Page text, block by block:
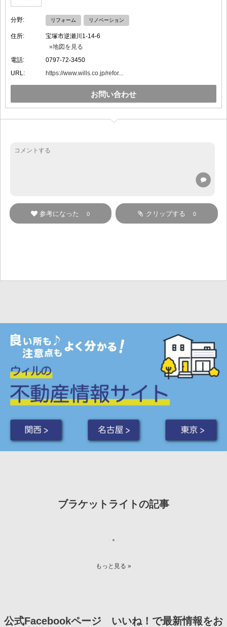
分野: リフォーム リノベーション
住所:
宝塚市逆瀬川1-14-6
»地図を見る
電話:
0797-72-3450
URL:
https://www.wills.co.jp/refor...
お問い合わせ
クリップする 0
参考になった 0
関西 > 名古屋 > 東京 >
ブラケットライトの記事
DAIKOのブラケットライト 17年1ヶ月使用中